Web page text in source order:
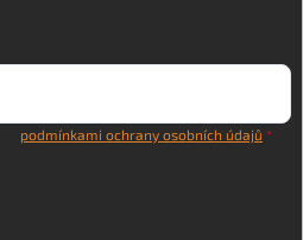
podmínkami ochrany osobních údajů